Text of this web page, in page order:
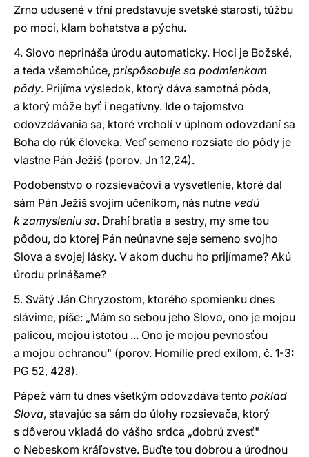
Zrno udusené v tŕní predstavuje svetské starosti, túžbu
po moci, klam bohatstva a pýchu.
4. Slovo neprináša úrodu automaticky. Hoci je Božské,
a teda všemohúce, prispôsobuje sa podmienkam
pôdy. Prijíma výsledok, ktorý dáva samotná pôda,
a ktorý môže byť i negatívny. Ide o tajomstvo
odovzdávania sa, ktoré vrcholí v úplnom odovzdaní sa
Boha do rúk človeka. Veď semeno rozsiate do pôdy je
vlastne Pán Ježiš (porov. Jn 12,24).
Podobenstvo o rozsievačovi a vysvetlenie, ktoré dal
sám Pán Ježiš svojim učeníkom, nás nutne vedú
k zamysleniu sa. Drahí bratia a sestry, my sme tou
pôdou, do ktorej Pán neúnavne seje semeno svojho
Slova a svojej lásky. V akom duchu ho prijímame? Akú
úrodu prinášame?
5. Svätý Ján Chryzostom, ktorého spomienku dnes
slávime, píše: „Mám so sebou jeho Slovo, ono je mojou
palicou, mojou istotou ... Ono je mojou pevnosťou
a mojou ochranou" (porov. Homílie pred exilom, č. 1-3:
PG 52, 428).
Pápež vám tu dnes všetkým odovzdáva tento poklad
Slova, stavajúc sa sám do úlohy rozsievača, ktorý
s dôverou vkladá do vášho srdca „dobrú zvesť"
o Nebeskom kráľovstve. Buďte tou dobrou a úrodnou